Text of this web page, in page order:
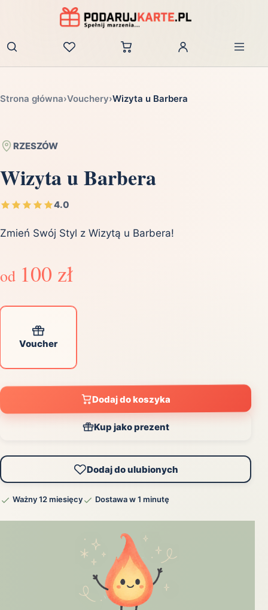
Zaloguj
Strona główna›Vouchery›Wizyta u Barbera
RZESZÓW
Wizyta u Barbera
4.0
Zmień Swój Styl z Wizytą u Barbera!
od 100 zł
Voucher
Dodaj do koszyka
Kup jako prezent
Dodaj do ulubionych
Ważny 12 miesięcy Dostawa w 1 minutę